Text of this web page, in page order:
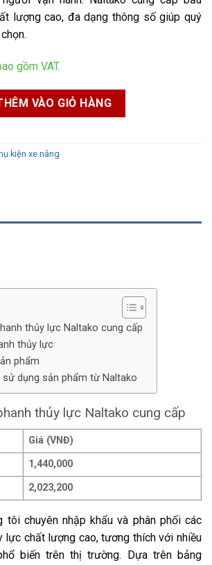
lượng cao, đa dạng thông số giúp quý
gồm VAT.
số lượngVÀO GIỎ HÀNG
kiện xe nâng
thủy lực Naltako cung cấp
thủy lực
phẩm
dụng sản phẩm từ Naltako
thủy lực Naltako cung cấp
Giá (VNĐ)
1,440,000
2,023,200
tôi chuyên nhập khẩu và phân phối các
lực chất lượng cao, tương thích với nhiều
biến trên thị trường. Dựa trên bảng